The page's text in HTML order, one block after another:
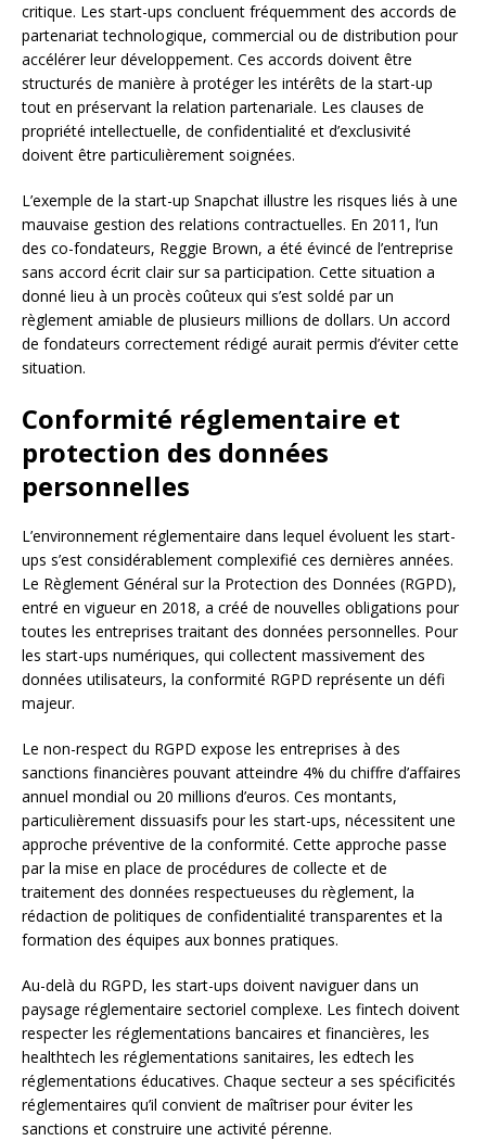
critique. Les start-ups concluent fréquemment des accords de
partenariat technologique, commercial ou de distribution pour
accélérer leur développement. Ces accords doivent être
structurés de manière à protéger les intérêts de la start-up
tout en préservant la relation partenariale. Les clauses de
propriété intellectuelle, de confidentialité et d’exclusivité
doivent être particulièrement soignées.
L’exemple de la start-up Snapchat illustre les risques liés à une
mauvaise gestion des relations contractuelles. En 2011, l’un
des co-fondateurs, Reggie Brown, a été évincé de l’entreprise
sans accord écrit clair sur sa participation. Cette situation a
donné lieu à un procès coûteux qui s’est soldé par un
règlement amiable de plusieurs millions de dollars. Un accord
de fondateurs correctement rédigé aurait permis d’éviter cette
situation.
Conformité réglementaire et
protection des données
personnelles
L’environnement réglementaire dans lequel évoluent les start-
ups s’est considérablement complexifié ces dernières années.
Le Règlement Général sur la Protection des Données (RGPD),
entré en vigueur en 2018, a créé de nouvelles obligations pour
toutes les entreprises traitant des données personnelles. Pour
les start-ups numériques, qui collectent massivement des
données utilisateurs, la conformité RGPD représente un défi
majeur.
Le non-respect du RGPD expose les entreprises à des
sanctions financières pouvant atteindre 4% du chiffre d’affaires
annuel mondial ou 20 millions d’euros. Ces montants,
particulièrement dissuasifs pour les start-ups, nécessitent une
approche préventive de la conformité. Cette approche passe
par la mise en place de procédures de collecte et de
traitement des données respectueuses du règlement, la
rédaction de politiques de confidentialité transparentes et la
formation des équipes aux bonnes pratiques.
Au-delà du RGPD, les start-ups doivent naviguer dans un
paysage réglementaire sectoriel complexe. Les fintech doivent
respecter les réglementations bancaires et financières, les
healthtech les réglementations sanitaires, les edtech les
réglementations éducatives. Chaque secteur a ses spécificités
réglementaires qu’il convient de maîtriser pour éviter les
sanctions et construire une activité pérenne.